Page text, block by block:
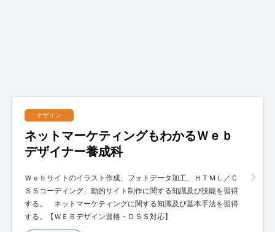
デザイン
ネットマーケティングもわかるＷｅｂ
デザイナー養成科
Ｗｅｂサイトのイラスト作成、フォトデータ加工、ＨＴＭＬ／Ｃ
ＳＳコーディング、動的サイト制作に関する知識及び技能を習得
する。 ネットマーケティングに関する知識及び基本手法を習得
する。【ＷＥＢデザイン資格・ＤＳＳ対応】